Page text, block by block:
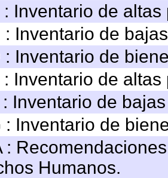
: Inventario de
: Inventario de
: Inventario de
: Inventario de
Inventario de
: Inventario de
:
Humanos.